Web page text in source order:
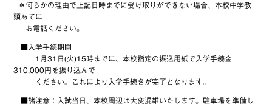
＊何らかの理由で上記日時までに受け取りができない場合、本校中学教
頭あてに
お電話ください。
■入学手続期間
1月31日(火)15時までに、本校指定の振込用紙で入学手続金
310,000円を振り込んで
ください。これにより入学手続きが完了となります。
■諸注意：入試当日、本校周辺は大変混雑いたします。駐車場を準備し